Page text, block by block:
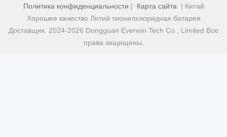
Политика конфиденциальности | Карта сайта | Китай
Хорошее качество Литий тионилхлоридная батарея
Доставщик. 2024-2026 Dongguan Everwin Tech Co., Limited Все
права защищены.